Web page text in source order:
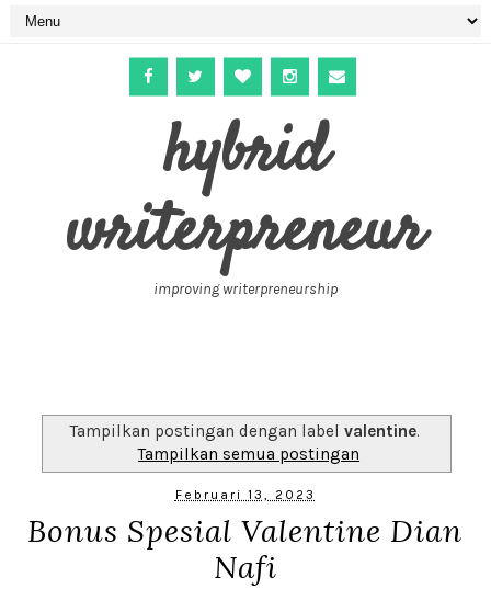
hybrid
writerpreneur
improving writerpreneurship
Tampilkan postingan dengan labelvalentine.
Tampilkan semua postingan
Februari 13, 2023
Bonus Spesial Valentine Dian
Nafi